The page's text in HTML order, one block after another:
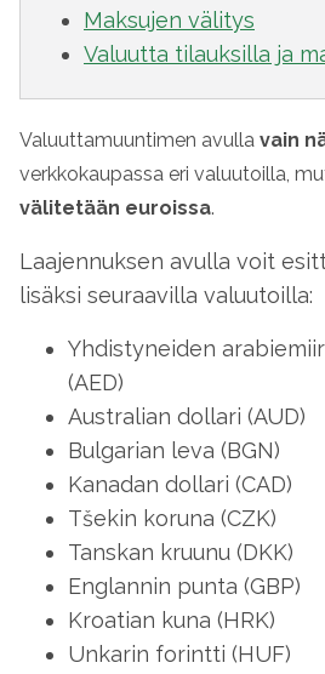
Maksujen välitys
Valuutta tilauksilla ja
Valuuttamuuntimen avulla vain
verkkokaupassa eri valuutoilla,
välitetään euroissa.
Laajennuksen avulla voit
lisäksi seuraavilla valuutoilla:
Yhdistyneiden
(AED)
Australian dollari (AUD)
Bulgarian leva (BGN)
Kanadan dollari (CAD)
Tšekin koruna (CZK)
Tanskan kruunu (DKK)
Englannin punta (GBP)
Kroatian kuna (HRK)
Unkarin forintti (HUF)